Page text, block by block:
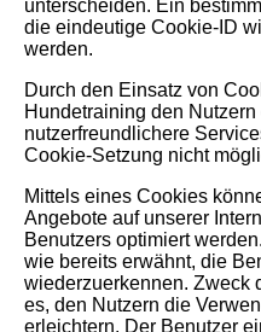
unterscheiden. Ein
die eindeutige Cookie-ID
werden.
Durch den Einsatz von
Hundetraining den
nutzerfreundlichere
Cookie-Setzung nicht
Mittels eines Cookies
Angebote auf unserer
Benutzers optimiert
wie bereits erwähnt, die
wiederzuerkennen. Zweck
es, den Nutzern die
erleichtern. Der Benutzer